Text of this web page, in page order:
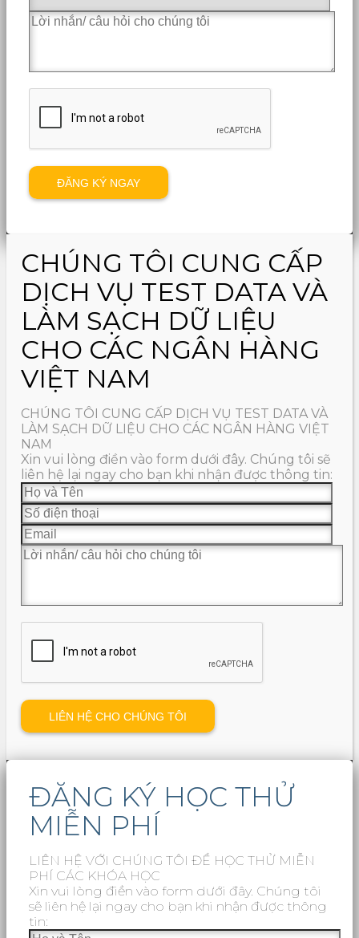
CHÚNG TÔI CUNG CẤP
DỊCH VỤ TEST DATA VÀ
LÀM SẠCH DỮ LIỆU
CHO CÁC NGÂN HÀNG
VIỆT NAM
CHÚNG TÔI CUNG CẤP DỊCH VỤ TEST DATA VÀ
LÀM SẠCH DỮ LIỆU CHO CÁC NGÂN HÀNG VIỆT
NAM
Xin vui lòng điền vào form dưới đây. Chúng tôi sẽ
liên hệ lại ngay cho bạn khi nhận được thông tin:
ĐĂNG KÝ HỌC THỬ
MIỄN PHÍ
LIÊN HỆ VỚI CHÚNG TÔI ĐỂ HỌC THỬ MIỄN
PHÍ CÁC KHÓA HỌC
Xin vui lòng điền vào form dưới đây. Chúng tôi
sẽ liên hệ lại ngay cho bạn khi nhận được thông
tin: